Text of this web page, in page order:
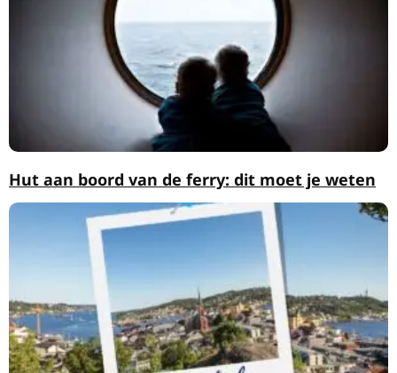
Hut aan boord van de ferry: dit moet je weten